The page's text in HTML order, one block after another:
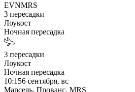
EVNMRS
3 пересадки
Лоукост
Ночная пересадка
3 пересадки
Лоукост
Ночная пересадка
10:156 сентября, вс
Марсель, Прованс, MRS